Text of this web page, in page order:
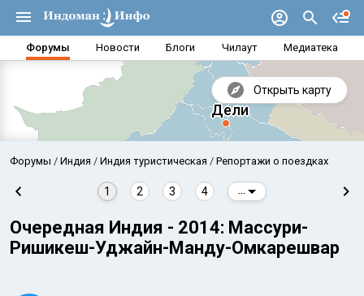
Форумы Новости Блоги Чилаут Медиатека
Открыть карту
Форумы Индия Индия туристическая Репортажи о поездках
1 2 3 4
Очередная Индия - 2014: Массури-
Ришикеш-Уджайн-Манду-Омкарешвар